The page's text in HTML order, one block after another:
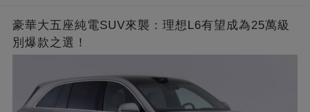
豪華大五座純電SUV來襲：理想L6有望成為25萬級
別爆款之選！